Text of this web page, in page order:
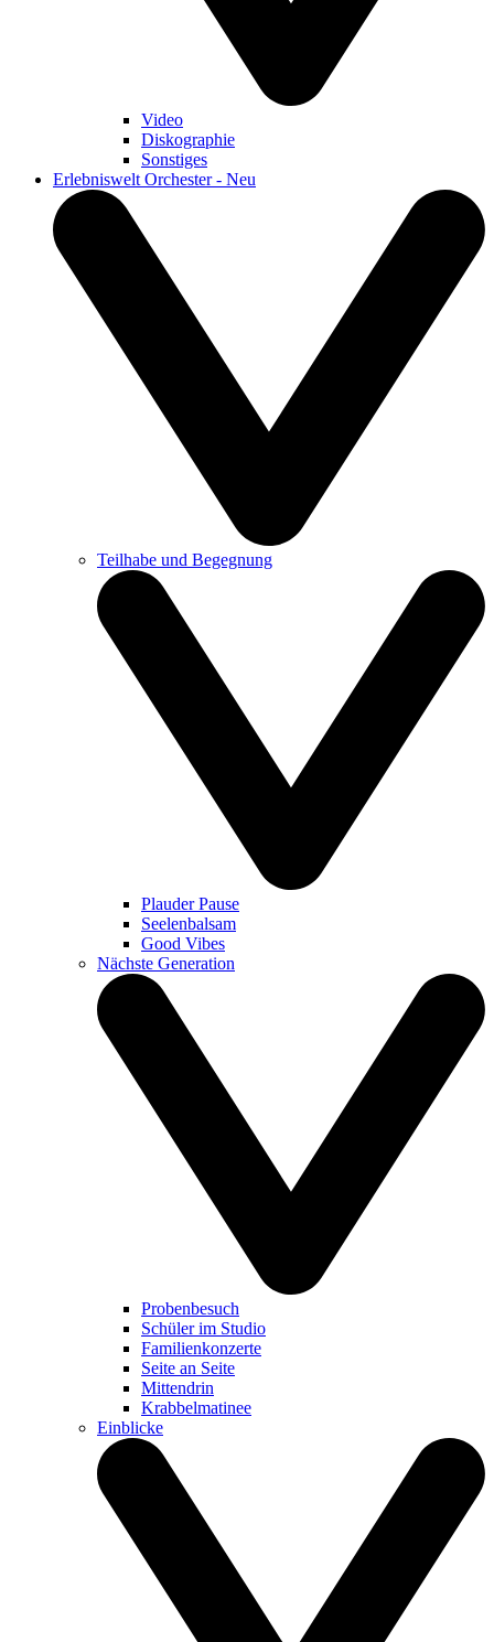
Video
Diskographie
Sonstiges
Erlebniswelt Orchester - Neu
Teilhabe und Begegnung
Plauder Pause
Seelenbalsam
Good Vibes
Nächste Generation
Probenbesuch
Schüler im Studio
Familienkonzerte
Seite an Seite
Mittendrin
Krabbelmatinee
Einblicke